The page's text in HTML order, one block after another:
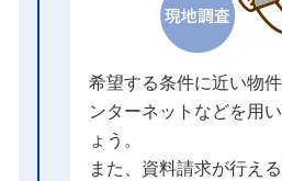
希望する条件に近い物
ンターネットなどを用
ょう。
また、資料請求が行え